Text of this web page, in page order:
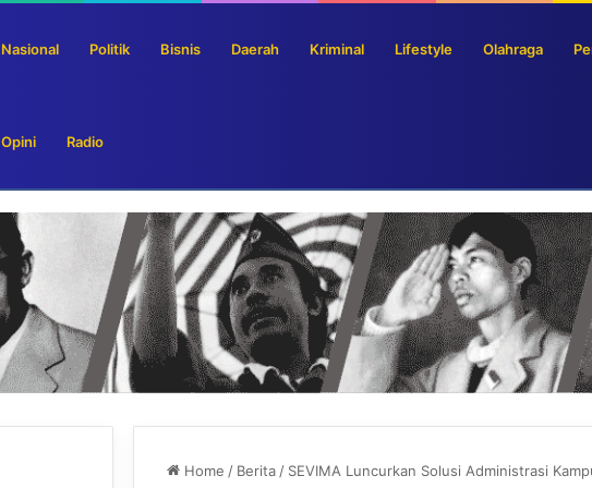
Nasional Politik Bisnis Daerah Kriminal Lifestyle Olahraga
Opini Radio
Home / Berita / SEVIMA Luncurkan Solusi Administrasi